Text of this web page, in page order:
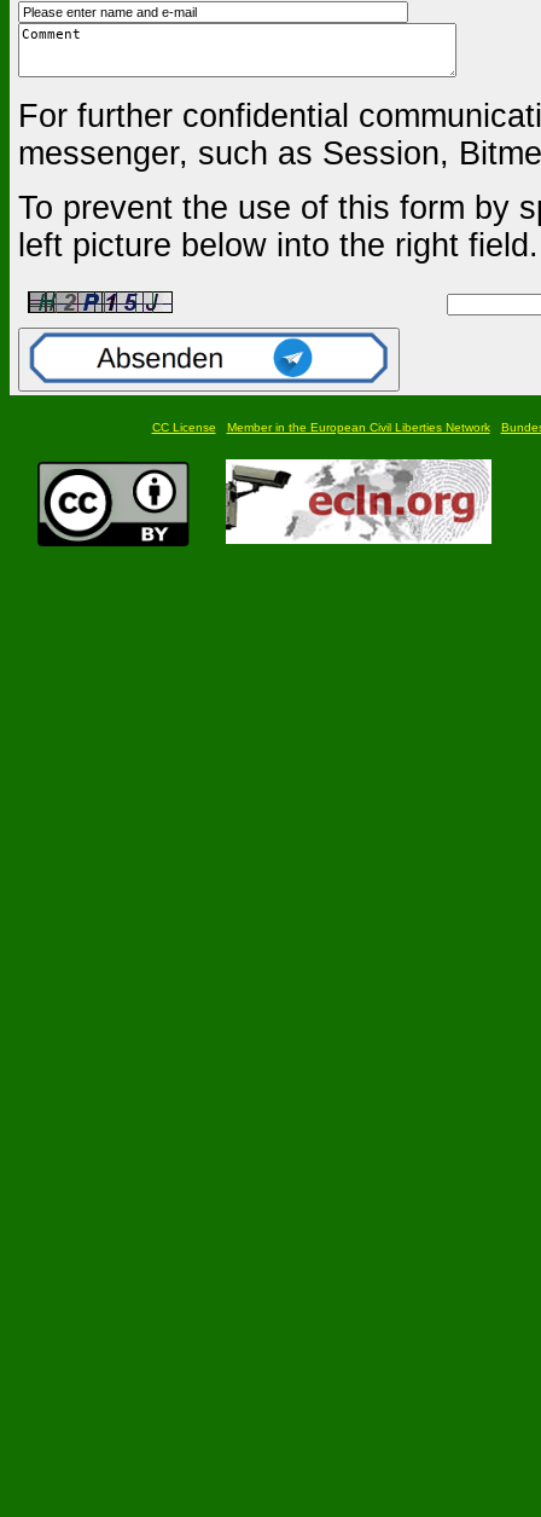
For further confidential
messenger, such as Session,
To prevent the use of this form by
left picture below into the right field.
CC License Member in the European Civil Liberties Network